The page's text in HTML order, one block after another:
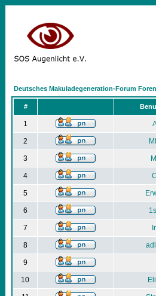
Deutsches Makuladegeneration-Forum
#
1
2
3
4
5
6
7
8
9
10